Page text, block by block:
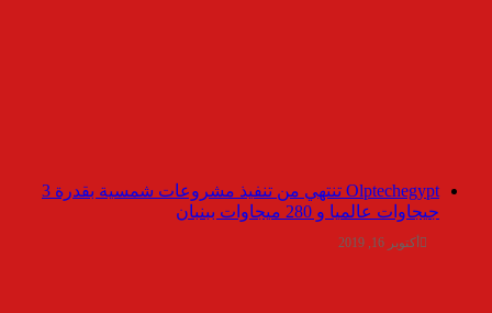
Olptechegypt تنتهي من تنفيذ مشروعات شمسية بقدرة 3
جيجاوات عالميا و 280 ميجاوات ببنبان
أكتوبر 16, 2019